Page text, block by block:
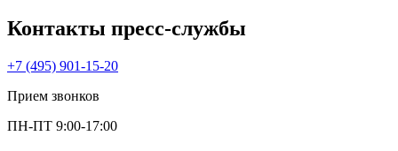
Контакты пресс‑службы
+7 (495) 901-15-20
Прием звонков
ПН-ПТ 9:00-17:00